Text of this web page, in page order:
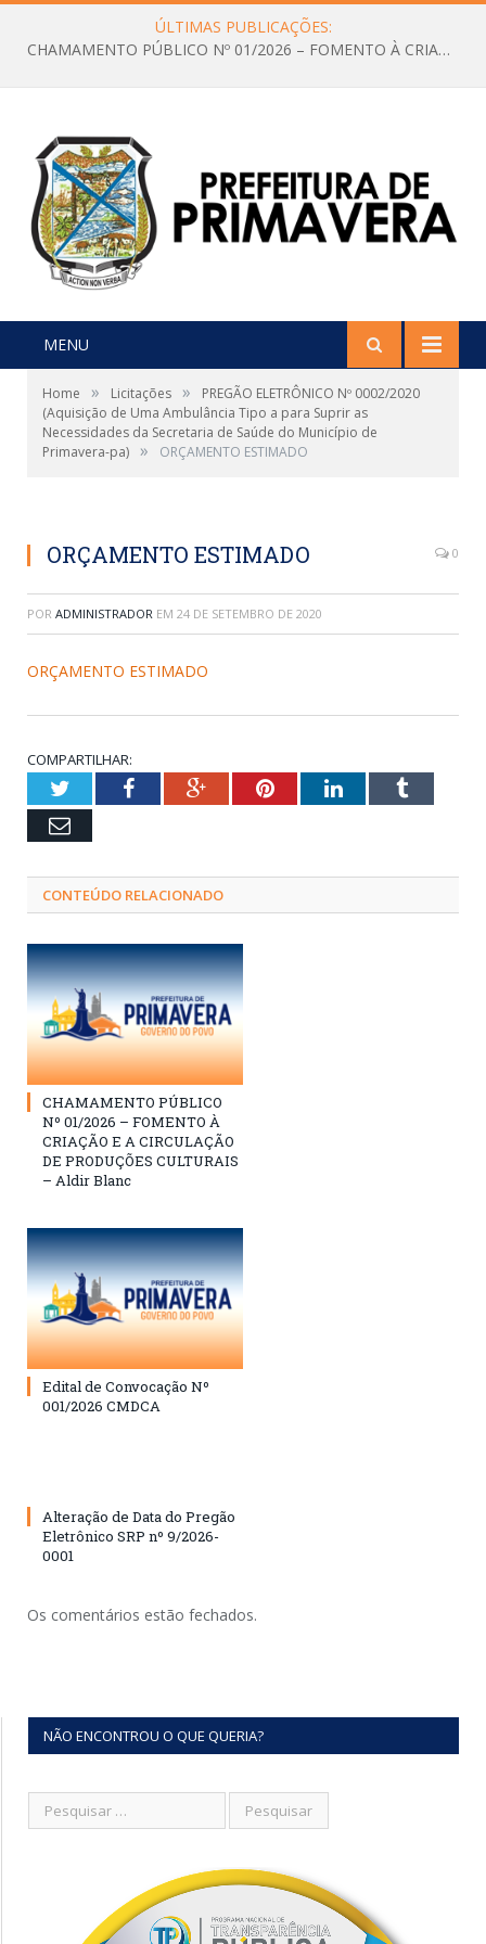
ÚLTIMAS PUBLICAÇÕES:
CHAMAMENTO PÚBLICO Nº 01/2026 – FOMENTO À CRIAÇÃO E A CIRCULAÇÃO DE PRODUÇÕES CULTURAIS – Aldir Blanc
MENU
Home » Licitações »
PREGÃO ELETRÔNICO Nº 0002/2020
(Aquisição de Uma Ambulância Tipo a para Suprir as
Necessidades da Secretaria de Saúde do Município de
Primavera-pa) » ORÇAMENTO ESTIMADO
ORÇAMENTO ESTIMADO 0
POR ADMINISTRADOR EM 24 DE SETEMBRO DE 2020
ORÇAMENTO ESTIMADO
COMPARTILHAR:
TwitterFacebookGoogle+PinterestLinkedInTumblr
Email
CONTEÚDO RELACIONADO
CHAMAMENTO PÚBLICO
Nº 01/2026 – FOMENTO À
CRIAÇÃO E A CIRCULAÇÃO
DE PRODUÇÕES CULTURAIS
– Aldir Blanc
Edital de Convocação Nº
001/2026 CMDCA
Alteração de Data do Pregão
Eletrônico SRP nº 9/2026-
0001
Os comentários estão fechados.
NÃO ENCONTROU O QUE QUERIA?